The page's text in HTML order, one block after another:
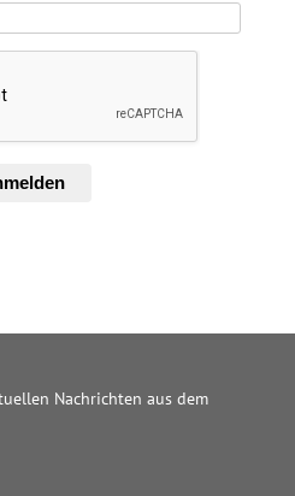
Nachrichten aus dem